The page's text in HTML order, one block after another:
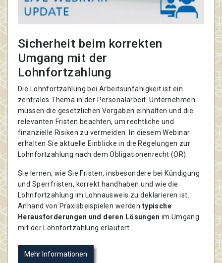
Sicherheit beim korrekten
Umgang mit der
Lohnfortzahlung
Die Lohnfortzahlung bei Arbeitsunfähigkeit ist ein
zentrales Thema in der Personalarbeit. Unternehmen
müssen die gesetzlichen Vorgaben einhalten und die
relevanten Fristen beachten, um rechtliche und
finanzielle Risiken zu vermeiden. In diesem Webinar
erhalten Sie aktuelle Einblicke in die Regelungen zur
Lohnfortzahlung nach dem Obligationenrecht (OR).
Sie lernen, wie Sie Fristen, insbesondere bei Kündigung
und Sperrfristen, korrekt handhaben und wie die
Lohnfortzahlung im Lohnausweis zu deklarieren ist.
Anhand von Praxisbeispielen werden typische
Herausforderungen und deren Lösungen im Umgang
mit der Lohnfortzahlung erläutert.
Mehr Informationen